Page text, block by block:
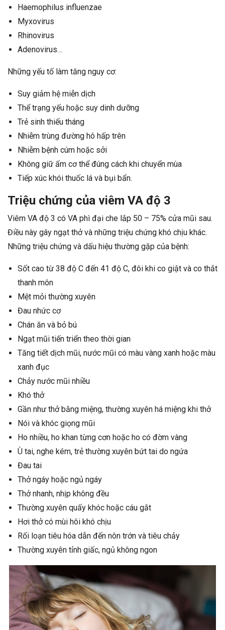
Haemophilus influenzae
Myxovirus
Rhinovirus
Adenovirus…
Những yếu tố làm tăng nguy cơ:
Suy giảm hệ miễn dịch
Thể trạng yếu hoặc suy dinh dưỡng
Trẻ sinh thiếu tháng
Nhiễm trùng đường hô hấp trên
Nhiễm bệnh cúm hoặc sởi
Không giữ ấm cơ thể đúng cách khi chuyển mùa
Tiếp xúc khói thuốc lá và bụi bẩn.
Triệu chứng của viêm VA độ 3
Viêm VA độ 3 có VA phì đại che lắp 50 – 75% cửa mũi sau.
Điều này gây ngạt thở và những triệu chứng khó chịu khác.
Những triệu chứng và dấu hiệu thường gặp của bệnh:
Sốt cao từ 38 độ C đến 41 độ C, đôi khi co giật và co thắt
thanh môn
Mệt mỏi thường xuyên
Đau nhức cơ
Chán ăn và bỏ bú
Ngạt mũi tiến triển theo thời gian
Tăng tiết dịch mũi, nước mũi có màu vàng xanh hoặc màu
xanh đục
Chảy nước mũi nhiều
Khó thở
Gần như thở bằng miệng, thường xuyên há miệng khi thở
Nói và khóc giọng mũi
Ho nhiều, ho khan từng cơn hoặc ho có đờm vàng
Ù tai, nghe kém, trẻ thường xuyên bứt tai do ngứa
Đau tai
Thở ngáy hoặc ngủ ngáy
Thở nhanh, nhịp không đều
Thường xuyên quấy khóc hoặc cáu gắt
Hơi thở có mùi hôi khó chịu
Rối loạn tiêu hóa dẫn đến nôn trớn và tiêu chảy
Thường xuyên tỉnh giấc, ngủ không ngon